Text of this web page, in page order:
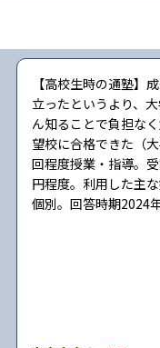
【高校生時の通塾】
立ったというより、
ん知ることで負担な
望校に合格できた（
回程度授業・指導。
円程度。利用した主
個別。回答時期2024年